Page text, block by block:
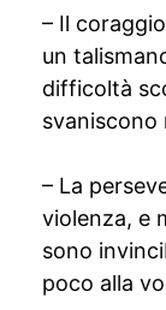
– Il
un
difficoltà
svaniscono
– La
violenza, e
sono
poco alla